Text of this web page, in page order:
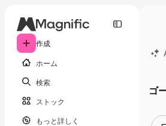
作成
ホーム
検索
ストック
もっと詳しく
ゴ